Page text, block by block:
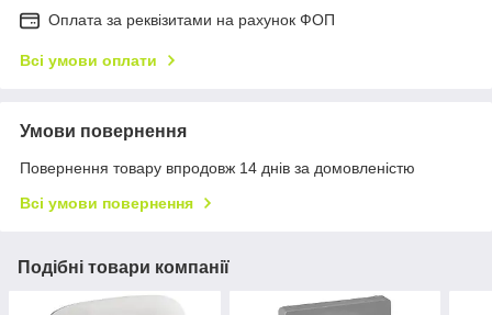
Оплата за реквізитами на рахунок ФОП
Всі умови оплати
Умови повернення
Повернення товару впродовж 14 днів за домовленістю
Всі умови повернення
Подібні товари компанії